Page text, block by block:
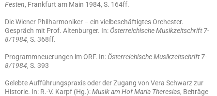
Festen, Frankfurt am Main 1984, S. 164ff.
Die Wiener Philharmoniker – ein vielbeschäftigtes Orchester.
Gespräch mit Prof. Altenburger. In: Österreichische Musikzeitschrift 7-
8/1984, S. 368ff.
Programmneuerungen im ORF. In: Österreichische Musikzeitschrift 7-
8/1984, S. 393
Gelebte Aufführungspraxis oder der Zugang von Vera Schwarz zur
Historie. In: R.-V. Karpf (Hg.):Musik am Hof Maria Theresias, Beiträge